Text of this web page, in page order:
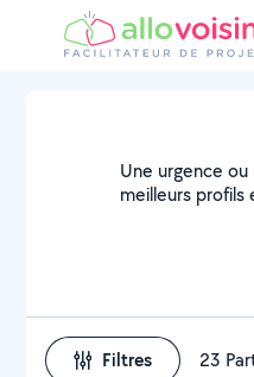
Une urgence
meilleurs
Filtres 23